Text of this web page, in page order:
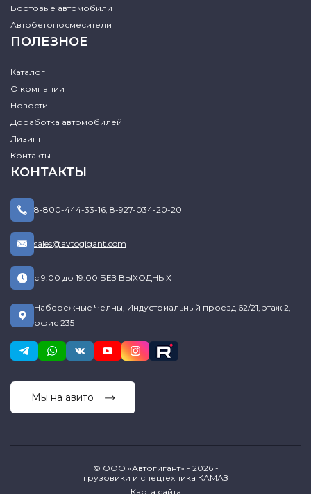
Бортовые автомобили
Автобетоносмесители
ПОЛЕЗНОЕ
Каталог
О компании
Новости
Доработка автомобилей
Лизинг
Контакты
КОНТАКТЫ
8-800-444-33-16, 8-927-034-20-20
sales@avtogigant.com
с 9:00 до 19:00 БЕЗ ВЫХОДНЫХ
Набережные Челны, Индустриальный проезд 62/21, этаж 2,
офис 235
Мы на авито
© ООО «Автогигант» - 2026 -
грузовики и спецтехника КАМАЗ
Карта сайта